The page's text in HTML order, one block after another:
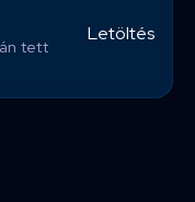
tett
Letöltés